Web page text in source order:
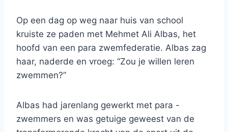
Op een dag op weg naar huis van school
kruiste ze paden met Mehmet Ali Albas, het
hoofd van een para zwemfederatie. Albas zag
haar, naderde en vroeg: “Zou je willen leren
zwemmen?”
Albas had jarenlang gewerkt met para -
zwemmers en was getuige geweest van de